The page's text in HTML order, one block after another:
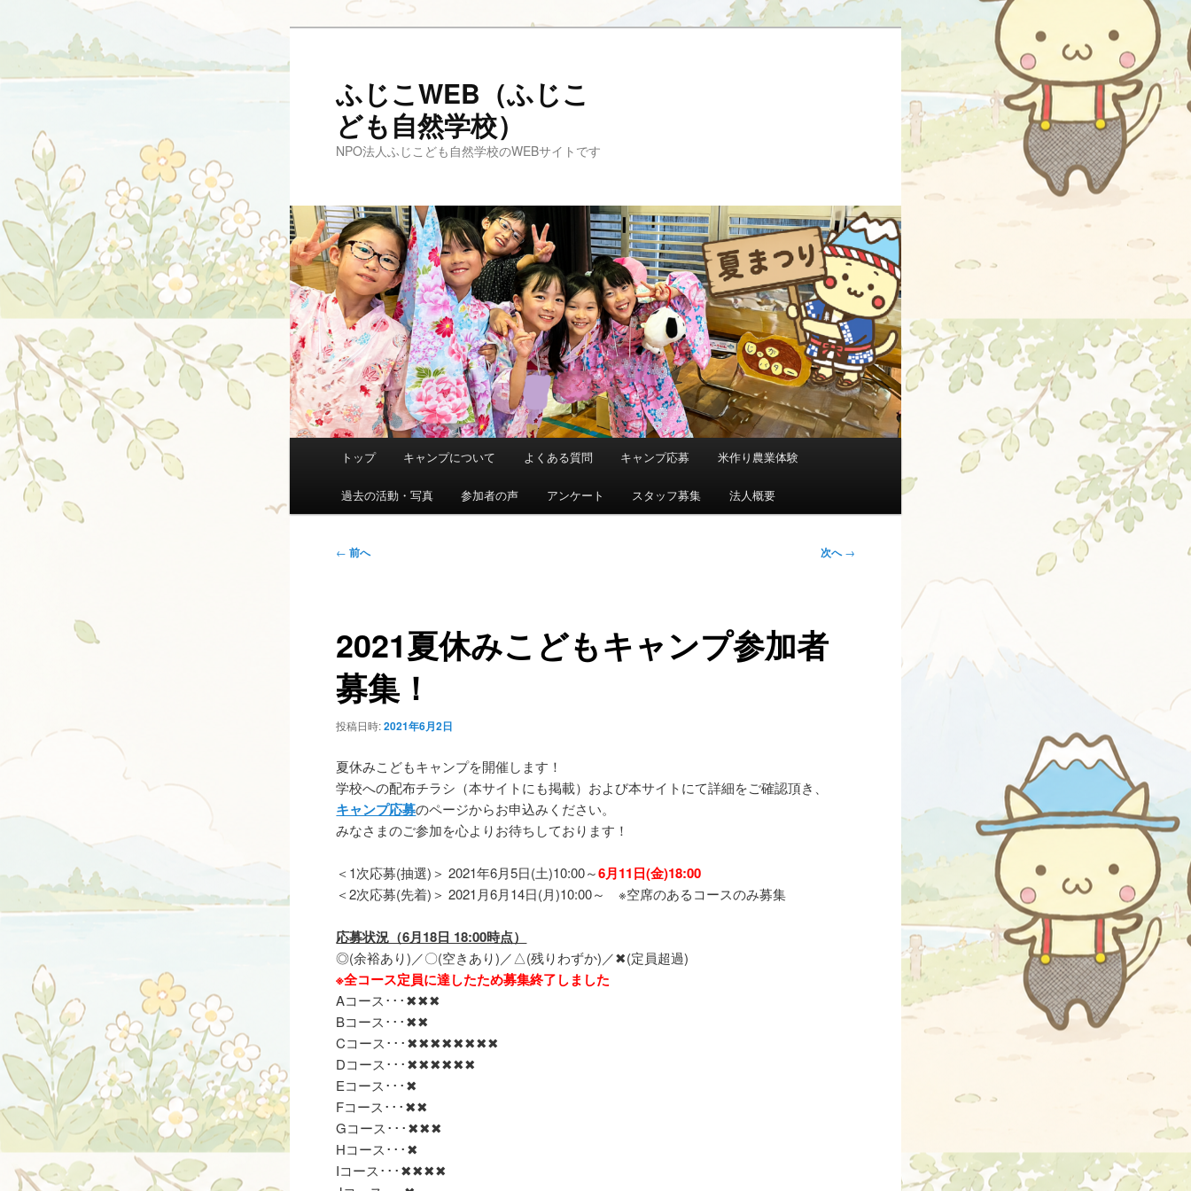
ン
移
動
ふじこWEB（ふじこ
ども自然学校）
NPO法人ふじこども自然学校のWEBサイトです
メ
トップ キャンプについて よくある質問 キャンプ応募 米作り農業体験
過去の活動・写真 参加者の声 アンケート スタッフ募集 法人概要
投
ゲ
ー
シ
ョ
ン
← 前へ 次へ→
2021夏休みこどもキャンプ参加者
募集！
投稿日時:2021年6月2日
夏休みこどもキャンプを開催します！
学校への配布チラシ（本サイトにも掲載）および本サイトにて詳細をご確認頂き、
キャンプ応募のページからお申込みください。
みなさまのご参加を心よりお待ちしております！
＜1次応募(抽選)＞ 2021年6月5日(土)10:00～6月11日(金)18:00
＜2次応募(先着)＞ 2021月6月14日(月)10:00～ ※空席のあるコースのみ募集
応募状況（6月18日 18:00時点）
◎(余裕あり)／〇(空きあり)／△(残りわずか)／✖(定員超過)
※全コース定員に達したため募集終了しました
Aコース･･･✖✖✖
Bコース･･･✖✖
Cコース･･･✖✖✖✖✖✖✖✖
Dコース･･･✖✖✖✖✖✖
Eコース･･･✖
Fコース･･･✖✖
Gコース･･･✖✖✖
Hコース･･･✖
Iコース･･･✖✖✖✖